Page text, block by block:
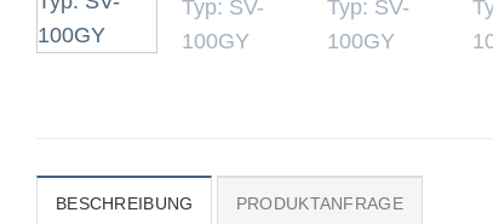
BESCHREIBUNG PRODUKTANFRAGE